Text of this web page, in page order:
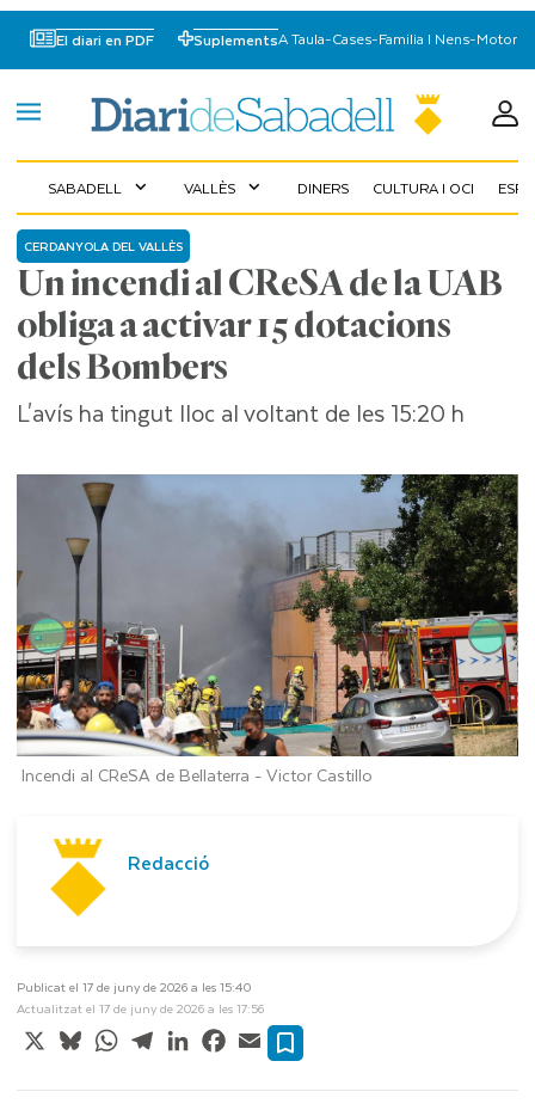
El diari en PDF SuplementsA Taula-Cases-Familia I Nens-Motor
SABADELL expand_more VALLÈS expand_more DINERS CULTURA I OCI
Un incendi al CReSA de la UAB
obliga a activar 15 dotacions
dels Bombers
CERDANYOLA DEL VALLÈS
L'avís ha tingut lloc al voltant de les 15:20 h
Incendi al CReSA de Bellaterra -Victor Castillo
Redacció
Publicat el 17 de juny de 2026 a les 15:40
Actualitzat el 17 de juny de 2026 a les 17:56
X BlueskyWhatsApp
TelegramLinkedInFacebook
Email